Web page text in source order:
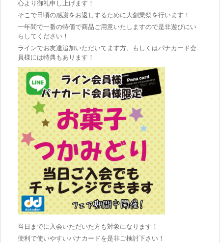
心より御礼申し上げます！
そこで日頃の感謝をお返しするために大創業祭を行います！
一年間で一番の特価で商品ご用意いたしますので是非遊びにい
らしてください！
ラインでお友達追加いただいてます方、もしくはパナカード会
員様には特典もあります！
当日までに入会いただいた方も対象になります！
便利で使いやすいパナカードを是非ご検討下さい！